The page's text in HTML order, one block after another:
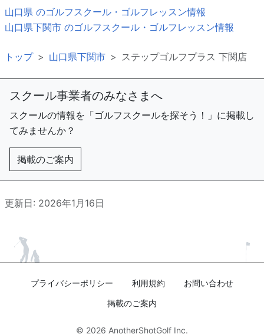
山口県 のゴルフスクール・ゴルフレッスン情報
山口県下関市 のゴルフスクール・ゴルフレッスン情報
トップ 山口県下関市 ステップゴルフプラス 下関店
スクール事業者のみなさまへ
スクールの情報を「ゴルフスクールを探そう！」に掲載し
てみませんか？
掲載のご案内
更新日: 2026年1月16日
プライバシーポリシー 利用規約
お問い合わせ
掲載のご案内
© 2026 AnotherShotGolf Inc.